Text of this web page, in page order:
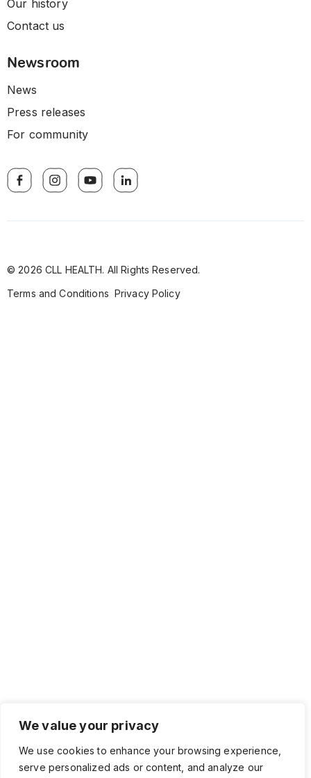
We value your privacy
We use cookies to enhance your browsing experience,
serve personalized ads or content, and analyze our
Our history
Contact us
Newsroom
News
Press releases
For community
© 2026 CLL HEALTH. All Rights Reserved.
Terms and Conditions Privacy Policy